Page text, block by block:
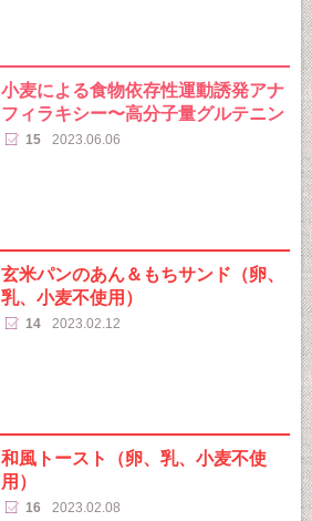
小麦による食物依存性運動誘発アナ
フィラキシー〜高分子量グルテニン
15 2023.06.06
玄米パンのあん＆もちサンド（卵、
乳、小麦不使用）
14 2023.02.12
和風トースト（卵、乳、小麦不使
用）
16 2023.02.08